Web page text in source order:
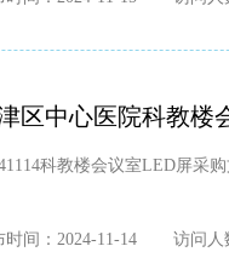
区中心医院科教楼
科教楼会议室LED屏采
时间：2024-11-14 访问人